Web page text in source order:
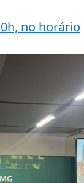
no horário